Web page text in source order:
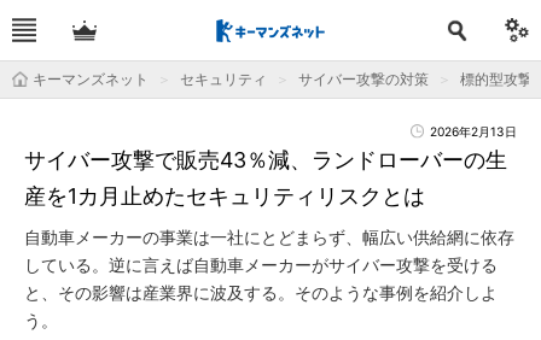
キーマンズネット セキュリティ サイバー攻撃の対策 標的型攻撃
2026年2月13日
サイバー攻撃で販売43％減、ランドローバーの生
産を1カ月止めたセキュリティリスクとは
自動車メーカーの事業は一社にとどまらず、幅広い供給網に依存
している。逆に言えば自動車メーカーがサイバー攻撃を受ける
と、その影響は産業界に波及する。そのような事例を紹介しよ
う。